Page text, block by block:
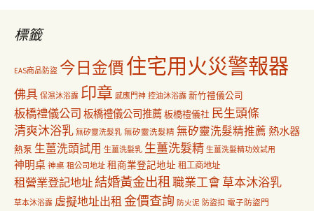
標籤
EAS商品防盜 今日金價住宅用火災警報器
佛具 保濕沐浴露 印章 感應門神 控油沐浴露 新竹禮儀公司
板橋禮儀公司 板橋禮儀公司推薦板橋禮儀社 民生頭條
清爽沐浴乳 無矽靈洗髮乳 無矽靈洗髮精 無矽靈洗髮精推薦 熱水器
熱泵 生薑洗頭試用 生薑洗髮乳 生薑洗髮精 生薑洗髮精功效試用
神明桌 神桌 租公司地址 租商業登記地址 租工商地址
租營業登記地址結婚黃金出租職業工會草本沐浴乳
草本沐浴露 虛擬地址出租 金價查詢 防火泥 防盜扣 電子防盜門